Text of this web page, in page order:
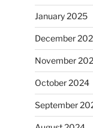
January 2025
December
November
October 2024
September